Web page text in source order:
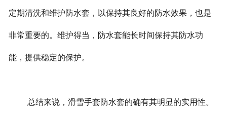
定期清洗和维护防水套，以保持其良好的防水效果，也是
非常重要的。维护得当，防水套能长时间保持其防水功
能，提供稳定的保护。
总结来说，滑雪手套防水套的确有其明显的实用性。